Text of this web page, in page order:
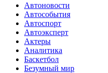
Автоновости
Автособытия
Автоспорт
Автоэксперт
Актеры
Аналитика
Баскетбол
Безумный мир